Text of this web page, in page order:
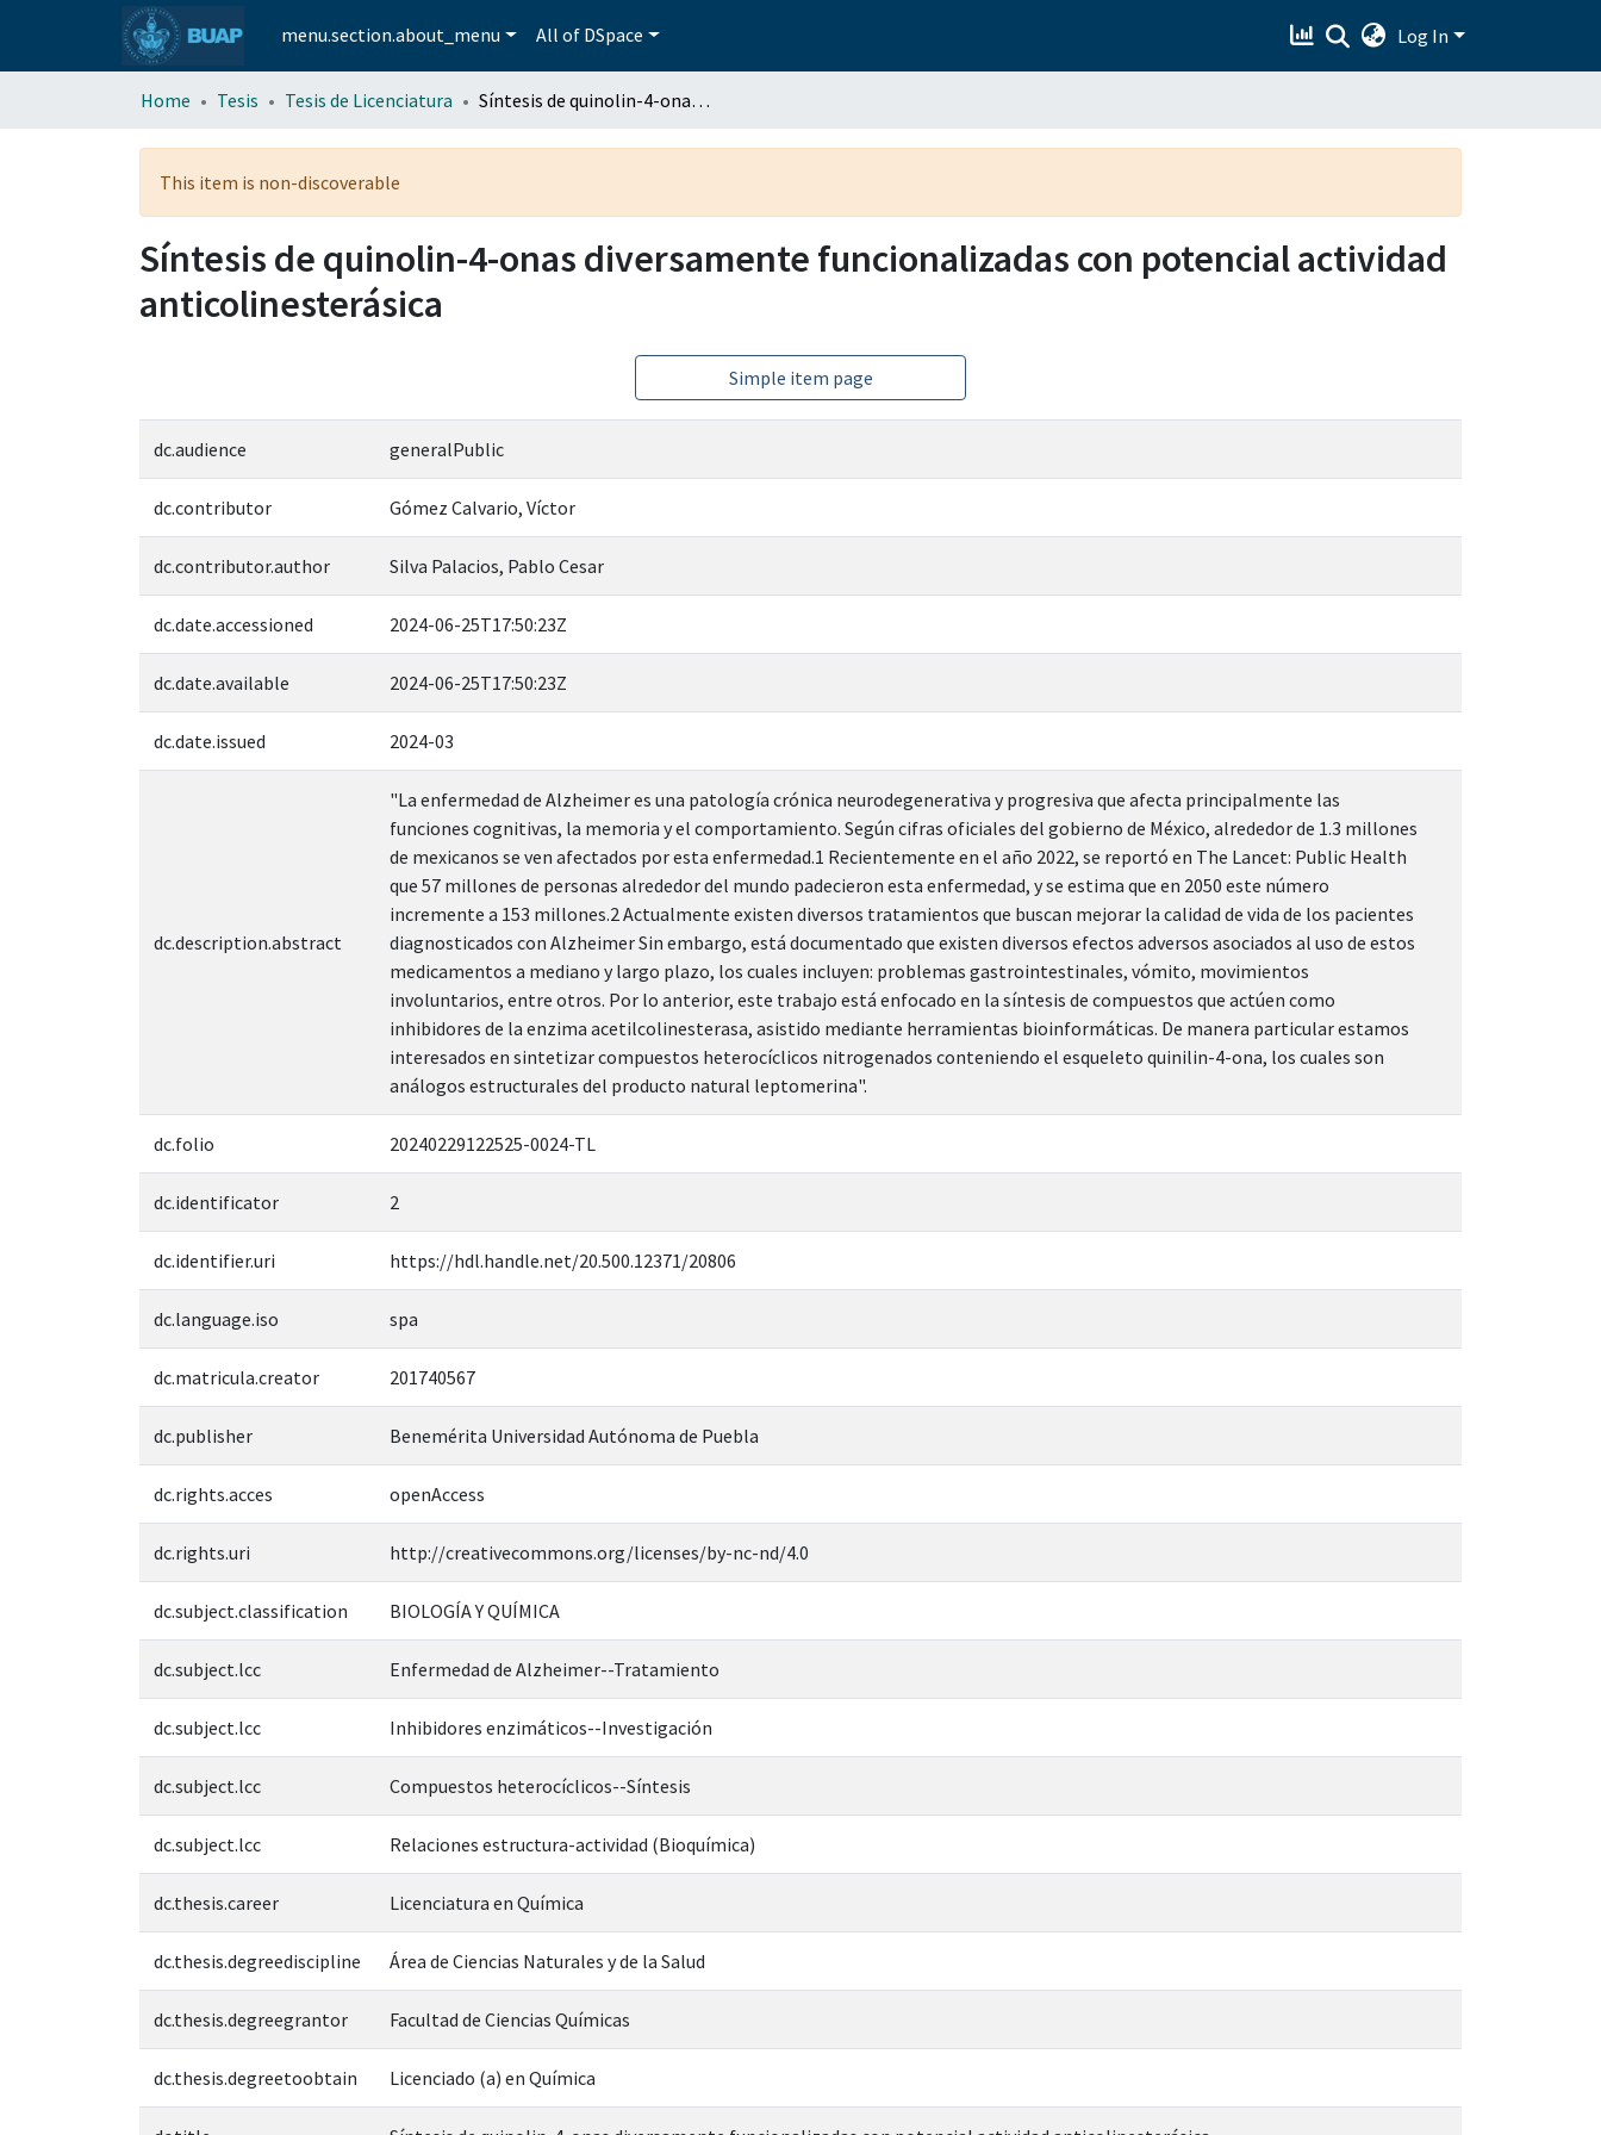
menu.section.about_menu All of DSpace Log In
Home Tesis Tesis de Licenciatura Síntesis de quinolin-4-onas diversamente funcionalizadas con potencial actividad anticolinesterásica
This item is non-discoverable
Síntesis de quinolin-4-onas diversamente funcionalizadas con potencial actividad
anticolinesterásica
Simple item page
dc.audience generalPublic
dc.contributor Gómez Calvario, Víctor
dc.contributor.author Silva Palacios, Pablo Cesar
dc.date.accessioned 2024-06-25T17:50:23Z
dc.date.available 2024-06-25T17:50:23Z
dc.date.issued 2024-03
dc.description.abstract
"La enfermedad de Alzheimer es una patología crónica neurodegenerativa y progresiva que afecta principalmente las
funciones cognitivas, la memoria y el comportamiento. Según cifras oficiales del gobierno de México, alrededor de 1.3 millones
de mexicanos se ven afectados por esta enfermedad.1 Recientemente en el año 2022, se reportó en The Lancet: Public Health
que 57 millones de personas alrededor del mundo padecieron esta enfermedad, y se estima que en 2050 este número
incremente a 153 millones.2 Actualmente existen diversos tratamientos que buscan mejorar la calidad de vida de los pacientes
diagnosticados con Alzheimer Sin embargo, está documentado que existen diversos efectos adversos asociados al uso de estos
medicamentos a mediano y largo plazo, los cuales incluyen: problemas gastrointestinales, vómito, movimientos
involuntarios, entre otros. Por lo anterior, este trabajo está enfocado en la síntesis de compuestos que actúen como
inhibidores de la enzima acetilcolinesterasa, asistido mediante herramientas bioinformáticas. De manera particular estamos
interesados en sintetizar compuestos heterocíclicos nitrogenados conteniendo el esqueleto quinilin-4-ona, los cuales son
análogos estructurales del producto natural leptomerina".
dc.folio 20240229122525-0024-TL
dc.identificator 2
dc.identifier.uri https://hdl.handle.net/20.500.12371/20806
dc.language.iso spa
dc.matricula.creator 201740567
dc.publisher Benemérita Universidad Autónoma de Puebla
dc.rights.acces openAccess
dc.rights.uri http://creativecommons.org/licenses/by-nc-nd/4.0
dc.subject.classification BIOLOGÍA Y QUÍMICA
dc.subject.lcc Enfermedad de Alzheimer--Tratamiento
dc.subject.lcc Inhibidores enzimáticos--Investigación
dc.subject.lcc Compuestos heterocíclicos--Síntesis
dc.subject.lcc Relaciones estructura-actividad (Bioquímica)
dc.thesis.career Licenciatura en Química
dc.thesis.degreediscipline Área de Ciencias Naturales y de la Salud
dc.thesis.degreegrantor Facultad de Ciencias Químicas
dc.thesis.degreetoobtain Licenciado (a) en Química